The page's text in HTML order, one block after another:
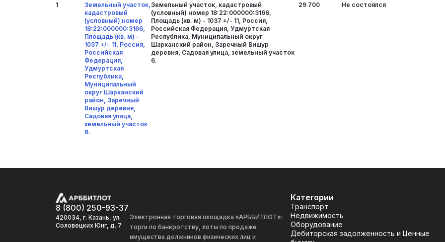
1
Земельный участок,
кадастровый
(условный) номер
18:22:000000:3166,
Площадь (кв. м) -
1037 +/- 11, Россия,
Российская
Федерация,
Удмуртская
Республика,
Муниципальный
округ Шарканский
район, Заречный
Вишур деревня,
Садовая улица,
земельный участок
6.
Земельный участок, кадастровый
(условный) номер 18:22:000000:3166,
Площадь (кв. м) - 1037 +/- 11, Россия,
Российская Федерация, Удмуртская
Республика, Муниципальный округ
Шарканский район, Заречный Вишур
деревня, Садовая улица, земельный участок
6.
29 700 Не состоялся
8 (800) 250-93-37
420034, г. Казань, ул.
Соловецких Юнг, д. 7
Электронная торговая площадка «АРББИТЛОТ»:
торги по банкротству, лоты по продаже
имущества должников физических лиц и
Категории
Транспорт
Недвижимость
Оборудование
Дебиторская задолженность и Ценные